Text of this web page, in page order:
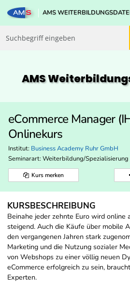
AMS
AMS
eCommerce Manager
Onlinekurs
Institut: Business Academy Ruhr GmbH
Seminarart: Weiterbildung/Spezialisierung
Kurs merken
KURSBESCHREIBUNG
Beinahe jeder zehnte Euro wird online
steigend. Auch die Käufe über mobile
den vergangenen Jahren stark
Marketing und die Nutzung sozialer
von Webshops zu einer völlig neuen
eCommerce erfolgreich zu sein,
Experten.